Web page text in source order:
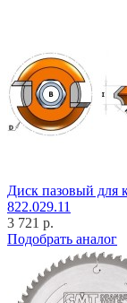
Диск пазовый для
822.029.11
3 721 р.
Подобрать аналог